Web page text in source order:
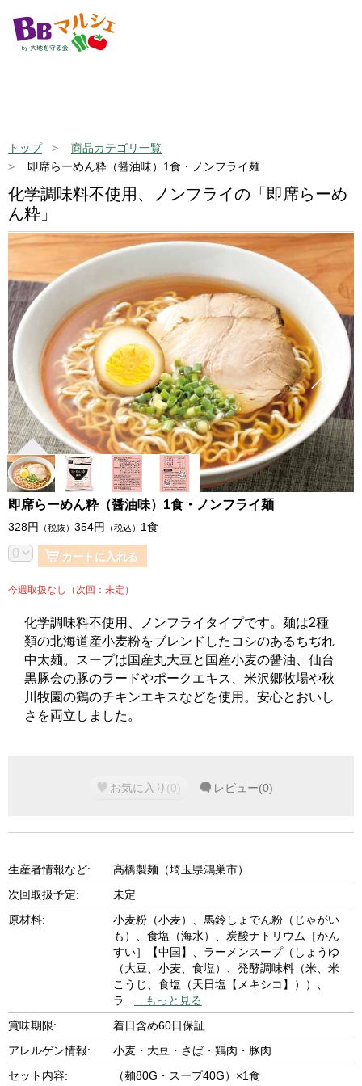
トップ
商品カテゴリ一覧
即席らーめん粋（醤油味）1食・ノンフライ麺
化学調味料不使用、ノンフライの「即席らーめ
ん粋」
即席らーめん粋（醤油味）1食・ノンフライ麺
328円 （税抜） 354円 （税込） 1食
カートに入れる
今週取扱なし（次回：未定）
化学調味料不使用、ノンフライタイプです。麺は2種
類の北海道産小麦粉をブレンドしたコシのあるちぢれ
中太麺。スープは国産丸大豆と国産小麦の醤油、仙台
黒豚会の豚のラードやポークエキス、米沢郷牧場や秋
川牧園の鶏のチキンエキスなどを使用。安心とおいし
さを両立しました。
お気に入り (0) レビュー(0)
生産者情報など:
高橋製麺（埼玉県鴻巣市）
次回取扱予定:
未定
原材料:
小麦粉（小麦）、馬鈴しょでん粉（じゃがい
も）、食塩（海水）、炭酸ナトリウム［かん
すい］【中国】、ラーメンスープ（しょうゆ
（大豆、小麦、食塩）、発酵調味料（米、米
こうじ、食塩（天日塩【メキシコ】））、
ラ
…もっと見る
賞味期限:
着日含め60日保証
アレルゲン情報:
小麦・大豆・さば・鶏肉・豚肉
セット内容:
（麺80G・スープ40G）×1食